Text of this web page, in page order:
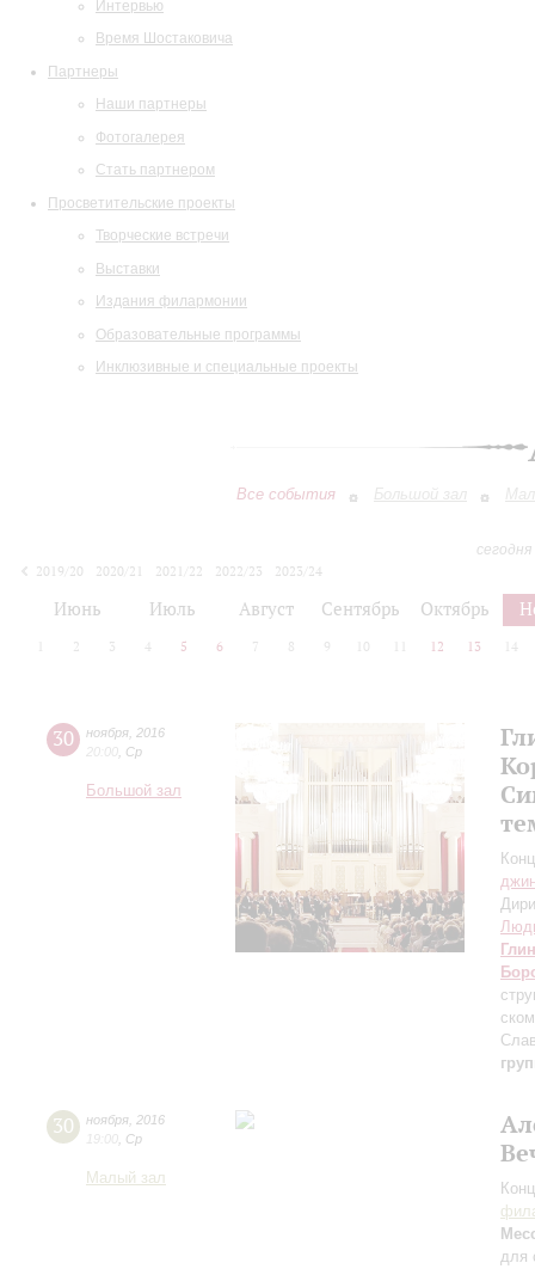
Интервью
Время Шостаковича
Партнеры
Наши партнеры
Фотогалерея
Стать партнером
Просветительские проекты
Творческие встречи
Выставки
Издания филармонии
Образовательные программы
Инклюзивные и специальные проекты
Все события Большой зал
2019/20
2020/21 2021/22 2022/23
2023/24
Июнь Июль Август Сентябрь Октябрь
2 3 4 5 6 7 8 9 10 12 13 14
30 ноября 2016
20:00 Ср
Большой зал
30 ноября 2016
19:00 Ср
Малый зал
для